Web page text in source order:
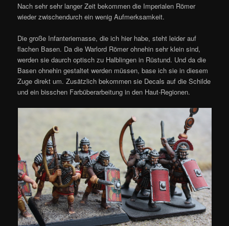
Nach sehr sehr langer Zeit bekommen die Imperialen Römer
wieder zwischendurch ein wenig Aufmerksamkeit.
Die große Infanteriemasse, die ich hier habe, steht leider auf
flachen Basen. Da die Warlord Römer ohnehin sehr klein sind,
werden sie daurch optisch zu Halblingen in Rüstund. Und da die
Basen ohnehin gestaltet werden müssen, base ich sie in diesem
Zuge direkt um. Zusätzlich bekommen sie Decals auf die Schilde
und ein bisschen Farbüberarbeitung in den Haut-Regionen.